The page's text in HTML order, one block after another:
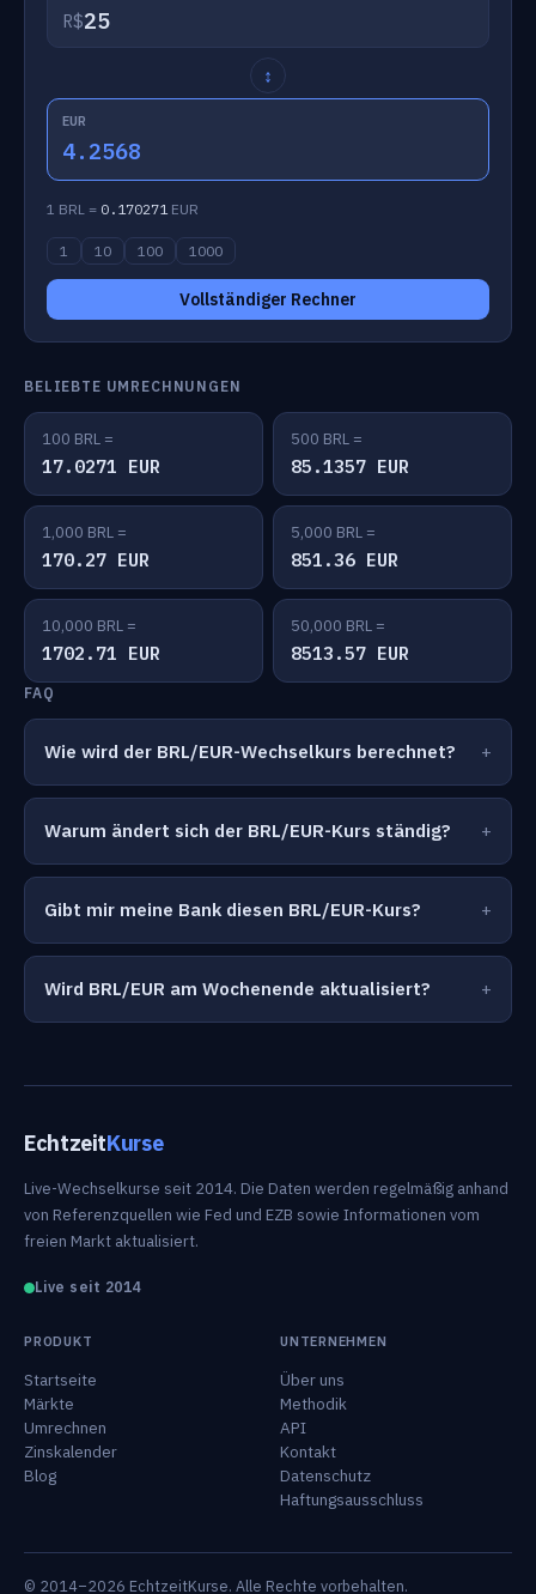
R$
↕
EUR
4.2568
1 BRL = 0.170271 EUR
1 10 100 1000
Vollständiger Rechner
BELIEBTE UMRECHNUNGEN
100 BRL =
17.0271 EUR
500 BRL =
85.1357 EUR
1,000 BRL =
170.27 EUR
5,000 BRL =
851.36 EUR
10,000 BRL =
1702.71 EUR
50,000 BRL =
8513.57 EUR
FAQ
Wie wird der BRL/EUR-Wechselkurs berechnet?
Warum ändert sich der BRL/EUR-Kurs ständig?
Gibt mir meine Bank diesen BRL/EUR-Kurs?
Wird BRL/EUR am Wochenende aktualisiert?
EchtzeitKurse
Live-Wechselkurse seit 2014. Die Daten werden regelmäßig anhand
von Referenzquellen wie Fed und EZB sowie Informationen vom
freien Markt aktualisiert.
Live seit 2014
PRODUKT
Startseite
Märkte
Umrechnen
Zinskalender
Blog
UNTERNEHMEN
Über uns
Methodik
API
Kontakt
Datenschutz
Haftungsausschluss
© 2014–2026 EchtzeitKurse. Alle Rechte vorbehalten.